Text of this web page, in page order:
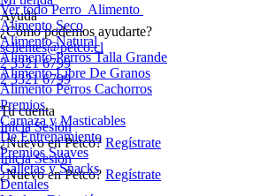
Ayuda
¿Cómo podemos ayudarte?
sclientes@petco.cl
2 3321 6799
2 3321 6799
Tu cuenta
Inicia Sesión
¿Nuevo en Petco? Regístrate
Inicia Sesión
¿Nuevo en Petco? Regístrate
Ver todo Perro Alimento
Alimento Seco
Alimento Natural
Alimento Perros Talla Grande
Alimento Libre De Granos
Alimento Perros Cachorros
Premios
Carnaza y Masticables
De Entrenamiento
Premios Suaves
Galletas y Snacks
Dentales